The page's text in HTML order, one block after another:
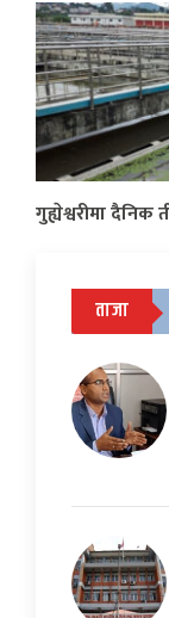
गुह्येश्वरीमा
ताजा